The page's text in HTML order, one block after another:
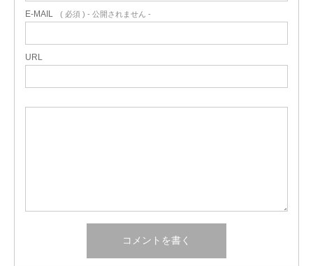
E-MAIL ( 必須 ) - 公開されません -
URL